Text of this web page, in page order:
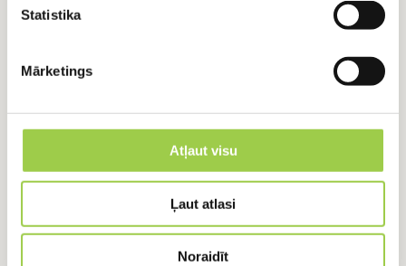
Statistika
Mārketings
Atļaut visu
Ļaut atlasi
Noraidīt
Vārds, Uzvārds